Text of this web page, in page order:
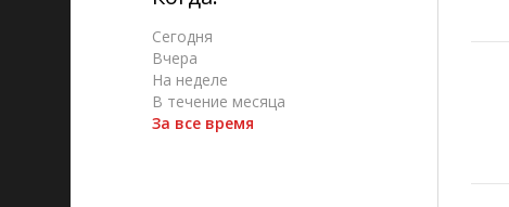
Сегодня
Вчера
На неделе
В течение месяца
За все время